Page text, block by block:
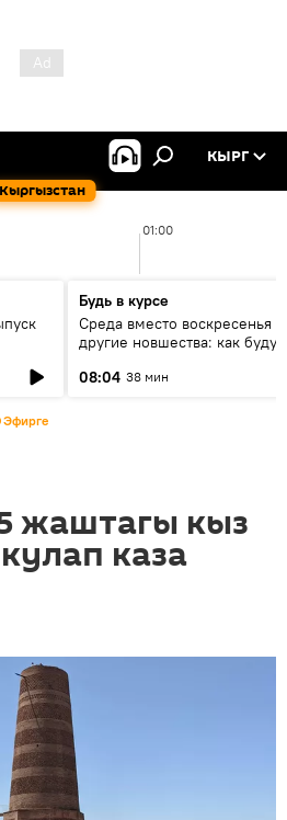
Кыргызстан
КЫРГ
01:00
Будь в курсе
Среда вместо воскресенья и
другие новшества: как будут
08:04 38 мин
Эфирге
жаштагы кыз
каза